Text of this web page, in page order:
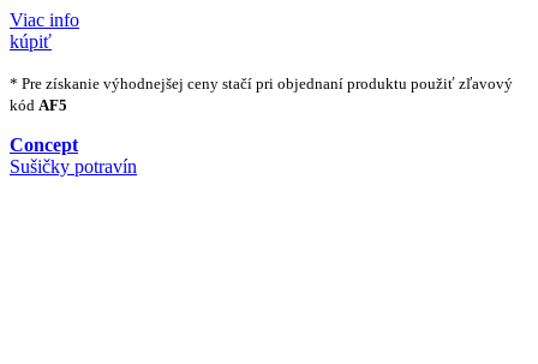
Viac info
kúpiť
* Pre získanie výhodnejšej ceny stačí pri objednaní produktu použiť zľavový
kód AF5
Concept
Sušičky potravín